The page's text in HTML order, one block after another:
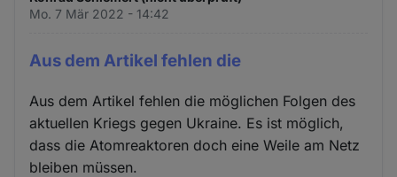
Mo. 7 Mär 2022 - 14:42
Aus dem Artikel fehlen die
Aus dem Artikel fehlen die möglichen Folgen des
aktuellen Kriegs gegen Ukraine. Es ist möglich,
dass die Atomreaktoren doch eine Weile am Netz
bleiben müssen.